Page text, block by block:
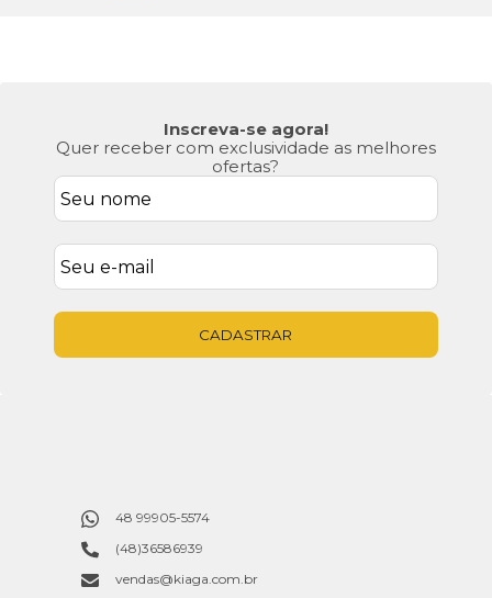
Inscreva-se agora!
Quer receber com exclusividade as melhores
ofertas?
CADASTRAR
48 99905-5574
(48)36586939
vendas@kiaga.com.br